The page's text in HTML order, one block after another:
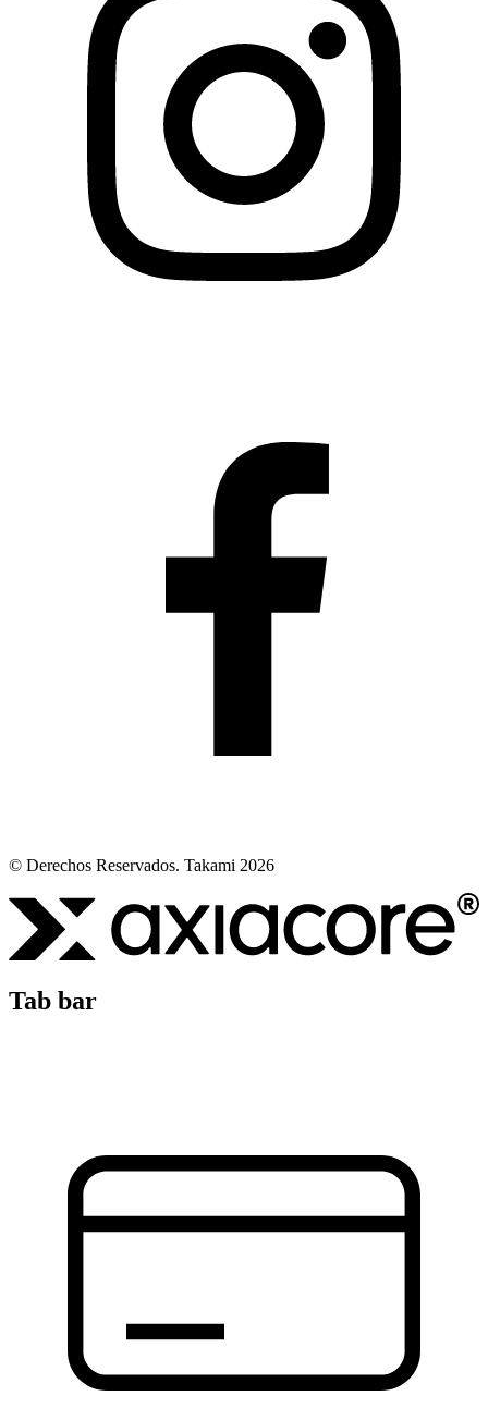
© Derechos Reservados. Takami 2026
Tab bar